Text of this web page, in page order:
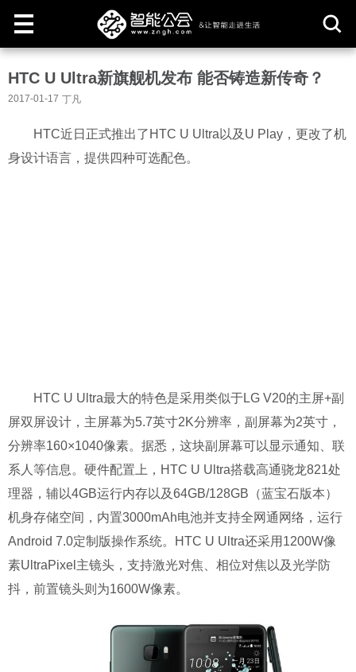
HTC U Ultra新旗舰机发布 能否铸造新传奇？
2017-01-17 丁凡
HTC近日正式推出了HTC U Ultra以及U Play，更改了机
身设计语言，提供四种可选配色。
HTC U Ultra最大的特色是采用类似于LG V20的主屏+副
屏双屏设计，主屏幕为5.7英寸2K分辨率，副屏幕为2英寸，
分辨率160×1040像素。据悉，这块副屏幕可以显示通知、联
系人等信息。硬件配置上，HTC U Ultra搭载高通骁龙821处
理器，辅以4GB运行内存以及64GB/128GB（蓝宝石版本）
机身存储空间，内置3000mAh电池并支持全网通网络，运行
Android 7.0定制版操作系统。HTC U Ultra还采用1200W像
素UltraPixel主镜头，支持激光对焦、相位对焦以及光学防
抖，前置镜头则为1600W像素。